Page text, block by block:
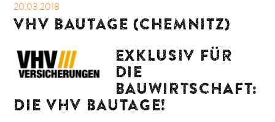
20.03.2018
VHV BAUTAGE (CHEMNITZ)
EXKLUSIV FÜR
DIE
BAUWIRTSCHAFT:
DIE VHV BAUTAGE!